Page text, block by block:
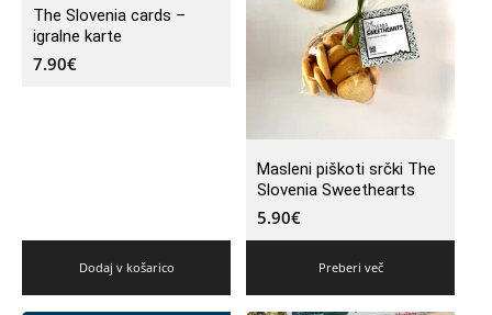
The Slovenia cards –
igralne karte
7.90€
Dodaj v košarico
Masleni piškoti srčki The
Slovenia Sweethearts
5.90€
Preberi več